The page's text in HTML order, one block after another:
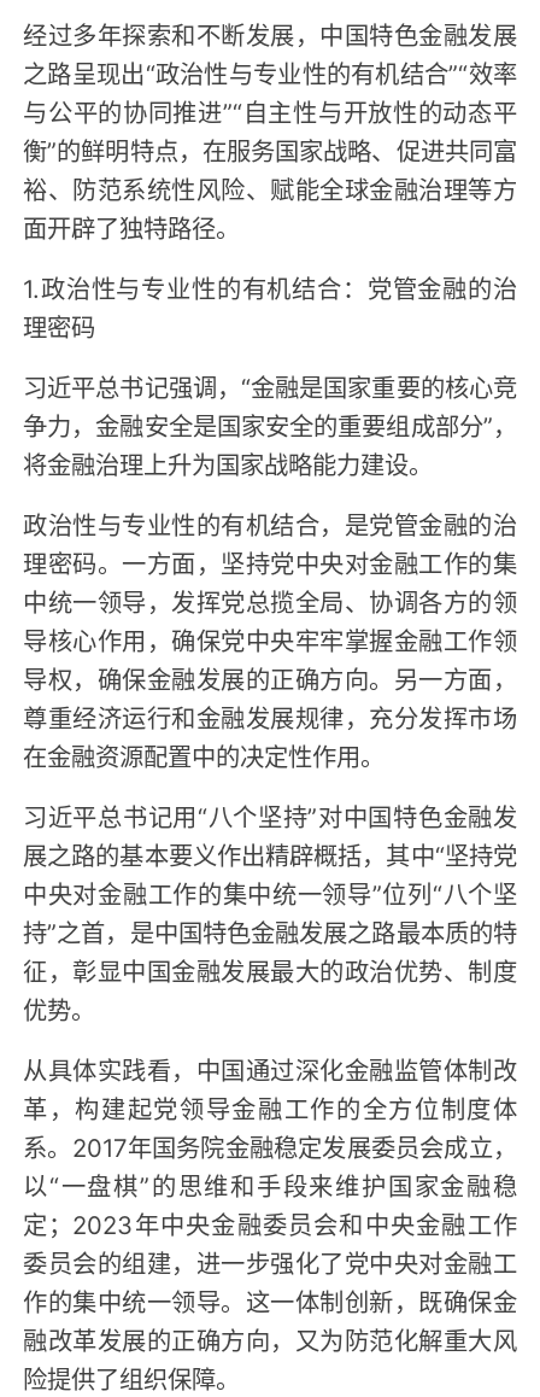
经过多年探索和不断发展，中国特色金融发展
之路呈现出“政治性与专业性的有机结合”“效率
与公平的协同推进”“自主性与开放性的动态平
衡”的鲜明特点，在服务国家战略、促进共同富
裕、防范系统性风险、赋能全球金融治理等方
面开辟了独特路径。
1.政治性与专业性的有机结合：党管金融的治
理密码
习近平总书记强调，“金融是国家重要的核心竞
争力，金融安全是国家安全的重要组成部分”，
将金融治理上升为国家战略能力建设。
政治性与专业性的有机结合，是党管金融的治
理密码。一方面，坚持党中央对金融工作的集
中统一领导，发挥党总揽全局、协调各方的领
导核心作用，确保党中央牢牢掌握金融工作领
导权，确保金融发展的正确方向。另一方面，
尊重经济运行和金融发展规律，充分发挥市场
在金融资源配置中的决定性作用。
习近平总书记用“八个坚持”对中国特色金融发
展之路的基本要义作出精辟概括，其中“坚持党
中央对金融工作的集中统一领导”位列“八个坚
持”之首，是中国特色金融发展之路最本质的特
征，彰显中国金融发展最大的政治优势、制度
优势。
从具体实践看，中国通过深化金融监管体制改
革，构建起党领导金融工作的全方位制度体
系。2017年国务院金融稳定发展委员会成立，
以“一盘棋”的思维和手段来维护国家金融稳
定；2023年中央金融委员会和中央金融工作
委员会的组建，进一步强化了党中央对金融工
作的集中统一领导。这一体制创新，既确保金
融改革发展的正确方向，又为防范化解重大风
险提供了组织保障。